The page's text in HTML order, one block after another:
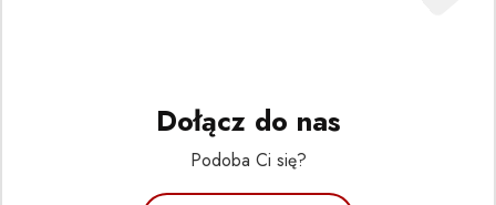
Dołącz do nas
Podoba Ci się?